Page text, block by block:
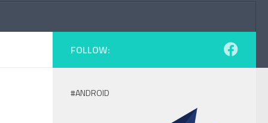
FOLLOW:
#ANDROID